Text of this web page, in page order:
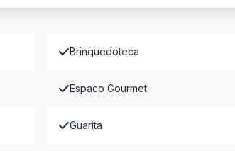
Brinquedoteca
Espaco Gourmet
Guarita